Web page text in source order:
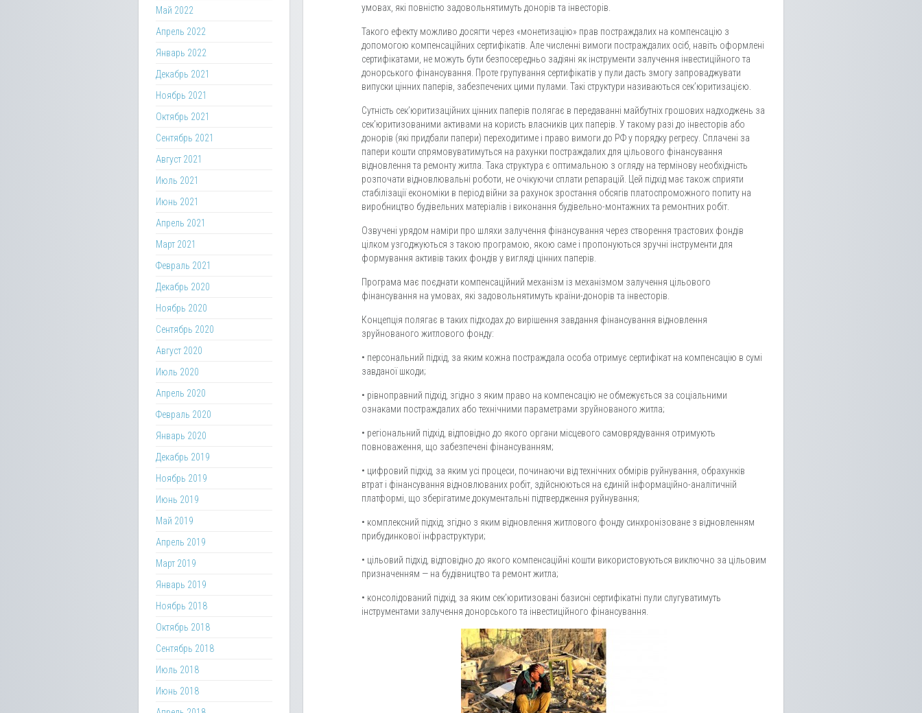
умовах, які повністю задовольнятимуть донорів та інвесторів.
Такого ефекту можливо досягти через «монетизацію» прав постраждалих на компенсацію з
допомогою компенсаційних сертифікатів. Але численні вимоги постраждалих осіб, навіть оформлені
сертифікатами, не можуть бути безпосередньо задіяні як інструменти залучення інвестиційного та
донорського фінансування. Проте групування сертифікатів у пули дасть змогу запроваджувати
випуски цінних паперів, забезпечених цими пулами. Такі структури називаються сек’юритизацією.
Сутність сек’юритизаційних цінних паперів полягає в передаванні майбутніх грошових надходжень за
сек’юритизованими активами на користь власників цих паперів. У такому разі до інвесторів або
донорів (які придбали папери) переходитиме і право вимоги до РФ у порядку регресу. Сплачені за
папери кошти спрямовуватимуться на рахунки постраждалих для цільового фінансування
відновлення та ремонту житла. Така структура є оптимальною з огляду на термінову необхідність
розпочати відновлювальні роботи, не очікуючи сплати репарацій. Цей підхід має також сприяти
стабілізації економіки в період війни за рахунок зростання обсягів платоспроможного попиту на
виробництво будівельних матеріалів і виконання будівельно-монтажних та ремонтних робіт.
Озвучені урядом наміри про шляхи залучення фінансування через створення трастових фондів
цілком узгоджуються з такою програмою, якою саме і пропонуються зручні інструменти для
формування активів таких фондів у вигляді цінних паперів.
Програма має поєднати компенсаційний механізм із механізмом залучення цільового
фінансування на умовах, які задовольнятимуть країни-донорів та інвесторів.
Концепція полягає в таких підходах до вирішення завдання фінансування відновлення
зруйнованого житлового фонду:
• персональний підхід, за яким кожна постраждала особа отримує сертифікат на компенсацію в сумі
завданої шкоди;
• рівноправний підхід, згідно з яким право на компенсацію не обмежується за соціальними
ознаками постраждалих або технічними параметрами зруйнованого житла;
• регіональний підхід, відповідно до якого органи місцевого самоврядування отримують
повноваження, що забезпечені фінансуванням;
• цифровий підхід, за яким усі процеси, починаючи від технічних обмірів руйнування, обрахунків
втрат і фінансування відновлюваних робіт, здійснюються на єдиній інформаційно-аналітичній
платформі, що зберігатиме документальні підтвердження руйнування;
• комплексний підхід, згідно з яким відновлення житлового фонду синхронізоване з відновленням
прибудинкової інфраструктури;
• цільовий підхід, відповідно до якого компенсаційні кошти використовуються виключно за цільовим
призначенням — на будівництво та ремонт житла;
• консолідований підхід, за яким сек’юритизовані базисні сертифікатні пули слугуватимуть
інструментами залучення донорського та інвестиційного фінансування.
Май 2022
Апрель 2022
Январь 2022
Декабрь 2021
Ноябрь 2021
Октябрь 2021
Сентябрь 2021
Август 2021
Июль 2021
Июнь 2021
Апрель 2021
Март 2021
Февраль 2021
Декабрь 2020
Ноябрь 2020
Сентябрь 2020
Август 2020
Июль 2020
Апрель 2020
Февраль 2020
Январь 2020
Декабрь 2019
Ноябрь 2019
Июнь 2019
Май 2019
Апрель 2019
Март 2019
Январь 2019
Ноябрь 2018
Октябрь 2018
Сентябрь 2018
Июль 2018
Июнь 2018